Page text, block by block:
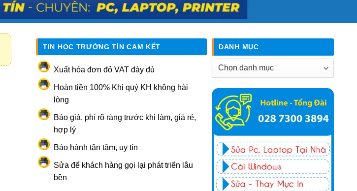
TIN HỌC TRƯỜNG TÍN CAM KẾT
Xuất hóa đơn đỏ VAT đày đủ
Hoàn tiền 100% Khi quý KH không hài
lòng
Báo giá, phí rõ ràng trước khi làm, giá rẻ,
hợp lý
Bảo hành tận tâm, uy tín
Sửa để khách hàng gọi lại phát triển lâu
bền
DANH MỤC
Danh